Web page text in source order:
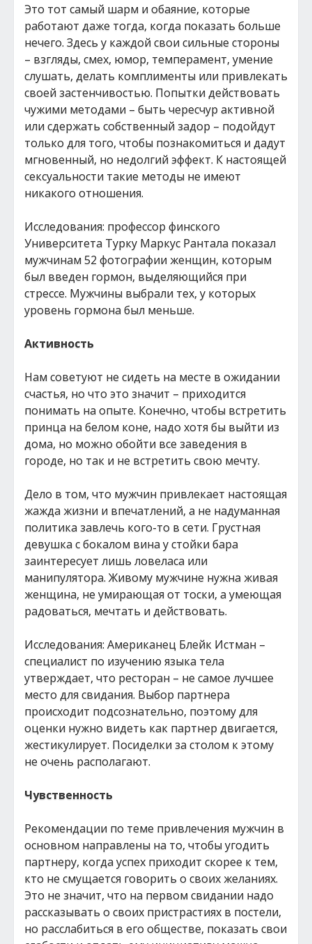
Это тот самый шарм и обаяние, которые
работают даже тогда, когда показать больше
нечего. Здесь у каждой свои сильные стороны
– взгляды, смех, юмор, темперамент, умение
слушать, делать комплименты или привлекать
своей застенчивостью. Попытки действовать
чужими методами – быть чересчур активной
или сдержать собственный задор – подойдут
только для того, чтобы познакомиться и дадут
мгновенный, но недолгий эффект. К настоящей
сексуальности такие методы не имеют
никакого отношения.
Исследования: профессор финского
Университета Турку Маркус Рантала показал
мужчинам 52 фотографии женщин, которым
был введен гормон, выделяющийся при
стрессе. Мужчины выбрали тех, у которых
уровень гормона был меньше.
Активность
Нам советуют не сидеть на месте в ожидании
счастья, но что это значит – приходится
понимать на опыте. Конечно, чтобы встретить
принца на белом коне, надо хотя бы выйти из
дома, но можно обойти все заведения в
городе, но так и не встретить свою мечту.
Дело в том, что мужчин привлекает настоящая
жажда жизни и впечатлений, а не надуманная
политика завлечь кого-то в сети. Грустная
девушка с бокалом вина у стойки бара
заинтересует лишь ловеласа или
манипулятора. Живому мужчине нужна живая
женщина, не умирающая от тоски, а умеющая
радоваться, мечтать и действовать.
Исследования: Американец Блейк Истман –
специалист по изучению языка тела
утверждает, что ресторан – не самое лучшее
место для свидания. Выбор партнера
происходит подсознательно, поэтому для
оценки нужно видеть как партнер двигается,
жестикулирует. Посиделки за столом к этому
не очень располагают.
Чувственность
Рекомендации по теме привлечения мужчин в
основном направлены на то, чтобы угодить
партнеру, когда успех приходит скорее к тем,
кто не смущается говорить о своих желаниях.
Это не значит, что на первом свидании надо
рассказывать о своих пристрастиях в постели,
но расслабиться в его обществе, показать свои